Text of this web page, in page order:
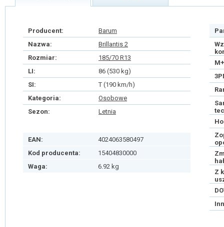
Producent:
Barum
Nazwa:
Brillantis 2
Rozmiar:
185/70 R13
LI:
86 (530 kg)
SI:
T (190 km/h)
Kategoria:
Osobowe
Sezon:
Letnia
EAN:
4024063580497
Kod producenta:
15404830000
Waga:
6.92 kg
Z